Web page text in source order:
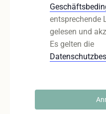
entsprechende
gelesen und
Es gelten die